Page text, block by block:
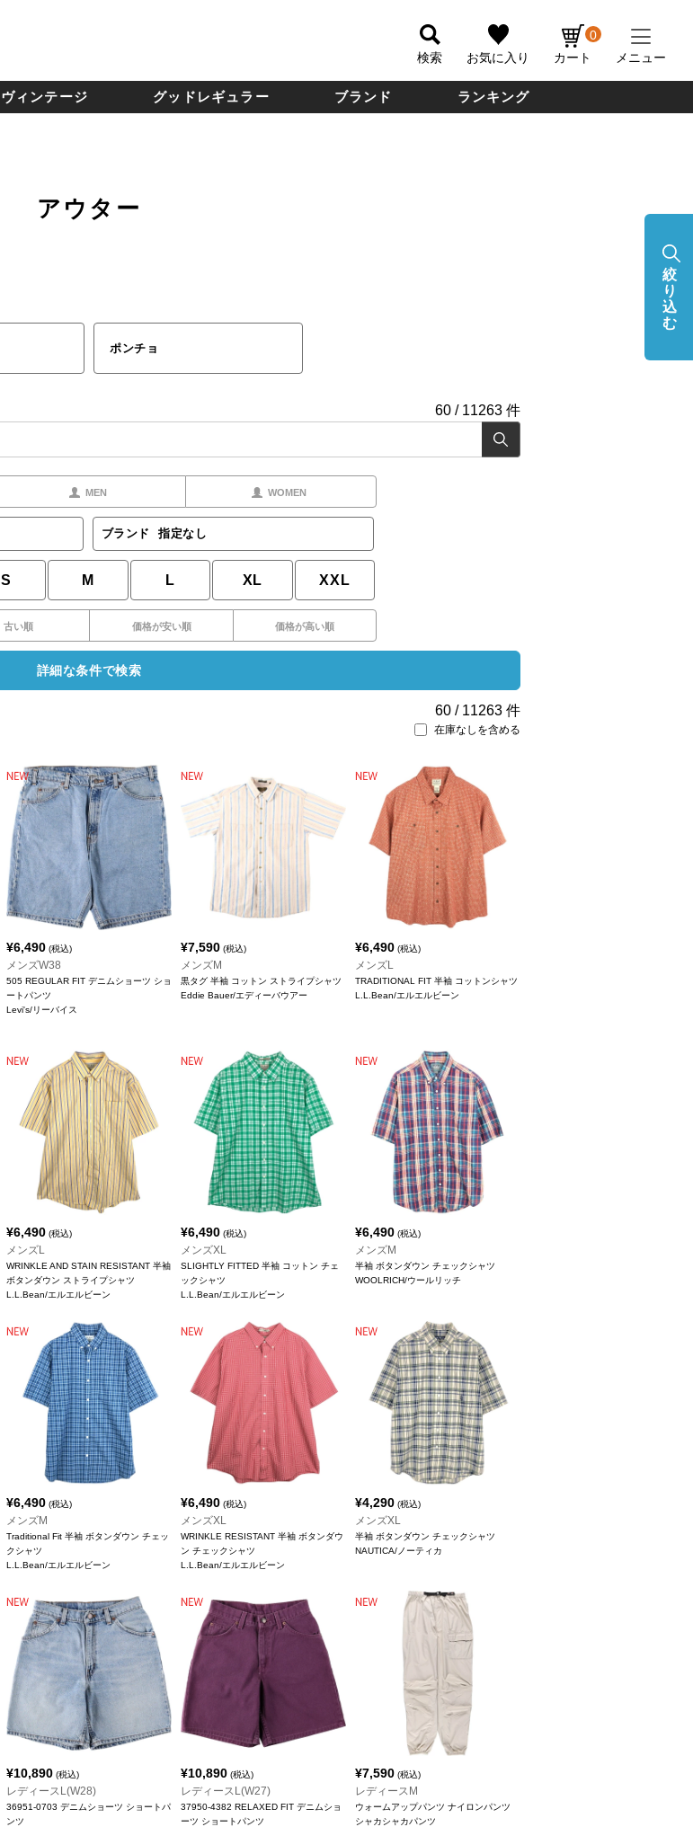
検索 お気に入り カート
0
メニュー
ヴィンテージ グッドレギュラー ブランド ランキング
アウター
ポンチョ
60 / 11263 件
MEN WOMEN
ブランド 指定なし
S M L XL XXL
古い順 価格が安い順 価格が高い順
詳細な条件で検索
60 / 11263 件
在庫なしを含める
¥6,490 (税込)
メンズW38
505 REGULAR FIT デニムショーツ ショ
ートパンツ
Levi's/リーバイス
¥7,590 (税込)
メンズM
黒タグ 半袖 コットン ストライプシャツ
Eddie Bauer/エディーバウアー
¥6,490 (税込)
メンズL
TRADITIONAL FIT 半袖 コットンシャツ
L.L.Bean/エルエルビーン
¥6,490 (税込)
メンズL
WRINKLE AND STAIN RESISTANT 半袖
ボタンダウン ストライプシャツ
L.L.Bean/エルエルビーン
¥6,490 (税込)
メンズXL
SLIGHTLY FITTED 半袖 コットン チェ
ックシャツ
L.L.Bean/エルエルビーン
¥6,490 (税込)
メンズM
半袖 ボタンダウン チェックシャツ
WOOLRICH/ウールリッチ
¥6,490 (税込)
メンズM
Traditional Fit 半袖 ボタンダウン チェッ
クシャツ
L.L.Bean/エルエルビーン
¥6,490 (税込)
メンズXL
WRINKLE RESISTANT 半袖 ボタンダウ
ン チェックシャツ
L.L.Bean/エルエルビーン
¥4,290 (税込)
メンズXL
半袖 ボタンダウン チェックシャツ
NAUTICA/ノーティカ
¥10,890 (税込)
レディースL(W28)
36951-0703 デニムショーツ ショートパ
ンツ
¥10,890 (税込)
レディースL(W27)
37950-4382 RELAXED FIT デニムショ
ーツ ショートパンツ
¥7,590 (税込)
レディースM
ウォームアップパンツ ナイロンパンツ
シャカシャカパンツ
絞
り
込
む